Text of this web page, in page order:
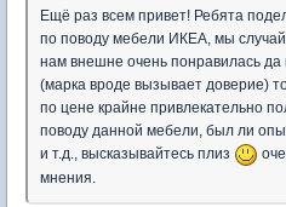
Ещё раз всем привет! Ребята
по поводу мебели ИКЕА, мы
нам внешне очень понравилась да
(марка вроде вызывает доверие)
по цене крайне привлекательно
поводу данной мебели, был ли
и т.д., высказывайтесь плиз
мнения.